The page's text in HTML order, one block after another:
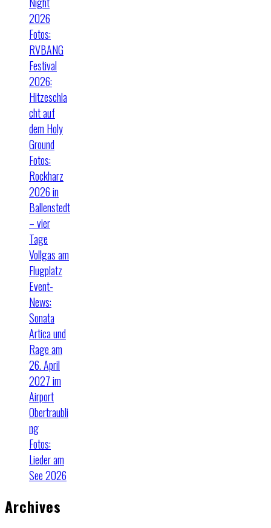
2026
Fotos:
RVBANG
Festival
2026:
Hitzeschla
cht auf
dem Holy
Ground
Fotos:
Rockharz
2026 in
Ballenstedt
– vier
Tage
Vollgas am
Flugplatz
Event-
News:
Sonata
Artica und
Rage am
26. April
2027 im
Airport
Obertraubli
ng
Fotos:
Lieder am
See 2026
Archives